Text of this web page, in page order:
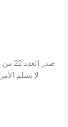
صدر
لا يسلم